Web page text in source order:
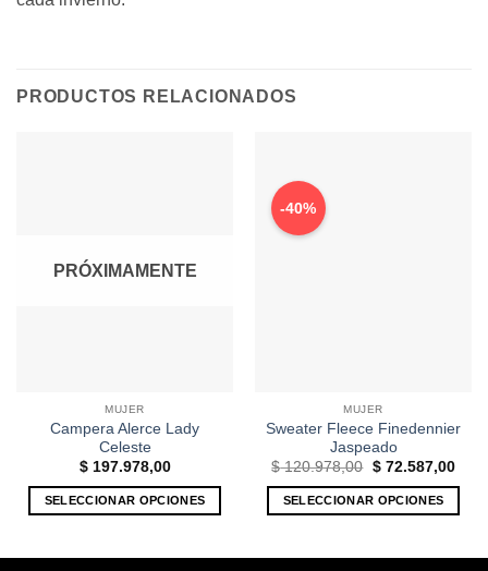
PRODUCTOS RELACIONADOS
PRÓXIMAMENTE
MUJER
Campera Alerce Lady
Celeste
$197.978,00
SELECCIONAR OPCIONES
-40%
MUJER
Sweater Fleece Finedennier
Jaspeado
$120.978,00 El
original
era:
$72.587,00El
SELECCIONAR OPCIONES